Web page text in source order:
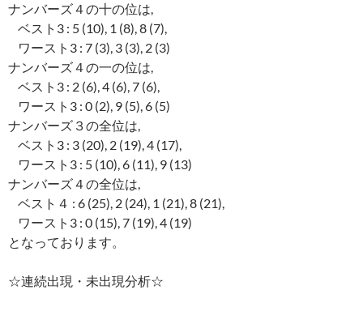
ナンバーズ４の十の位は,
ベスト3 : 5 (10), 1 (8), 8 (7),
ワースト3 : 7 (3), 3 (3), 2 (3)
ナンバーズ４の一の位は,
ベスト3 : 2 (6), 4 (6), 7 (6),
ワースト3 : 0 (2), 9 (5), 6 (5)
ナンバーズ３の全位は,
ベスト3 : 3 (20), 2 (19), 4 (17),
ワースト3 : 5 (10), 6 (11), 9 (13)
ナンバーズ４の全位は,
ベスト４ : 6 (25), 2 (24), 1 (21), 8 (21),
ワースト3 : 0 (15), 7 (19), 4 (19)
となっております。
☆連続出現・未出現分析☆